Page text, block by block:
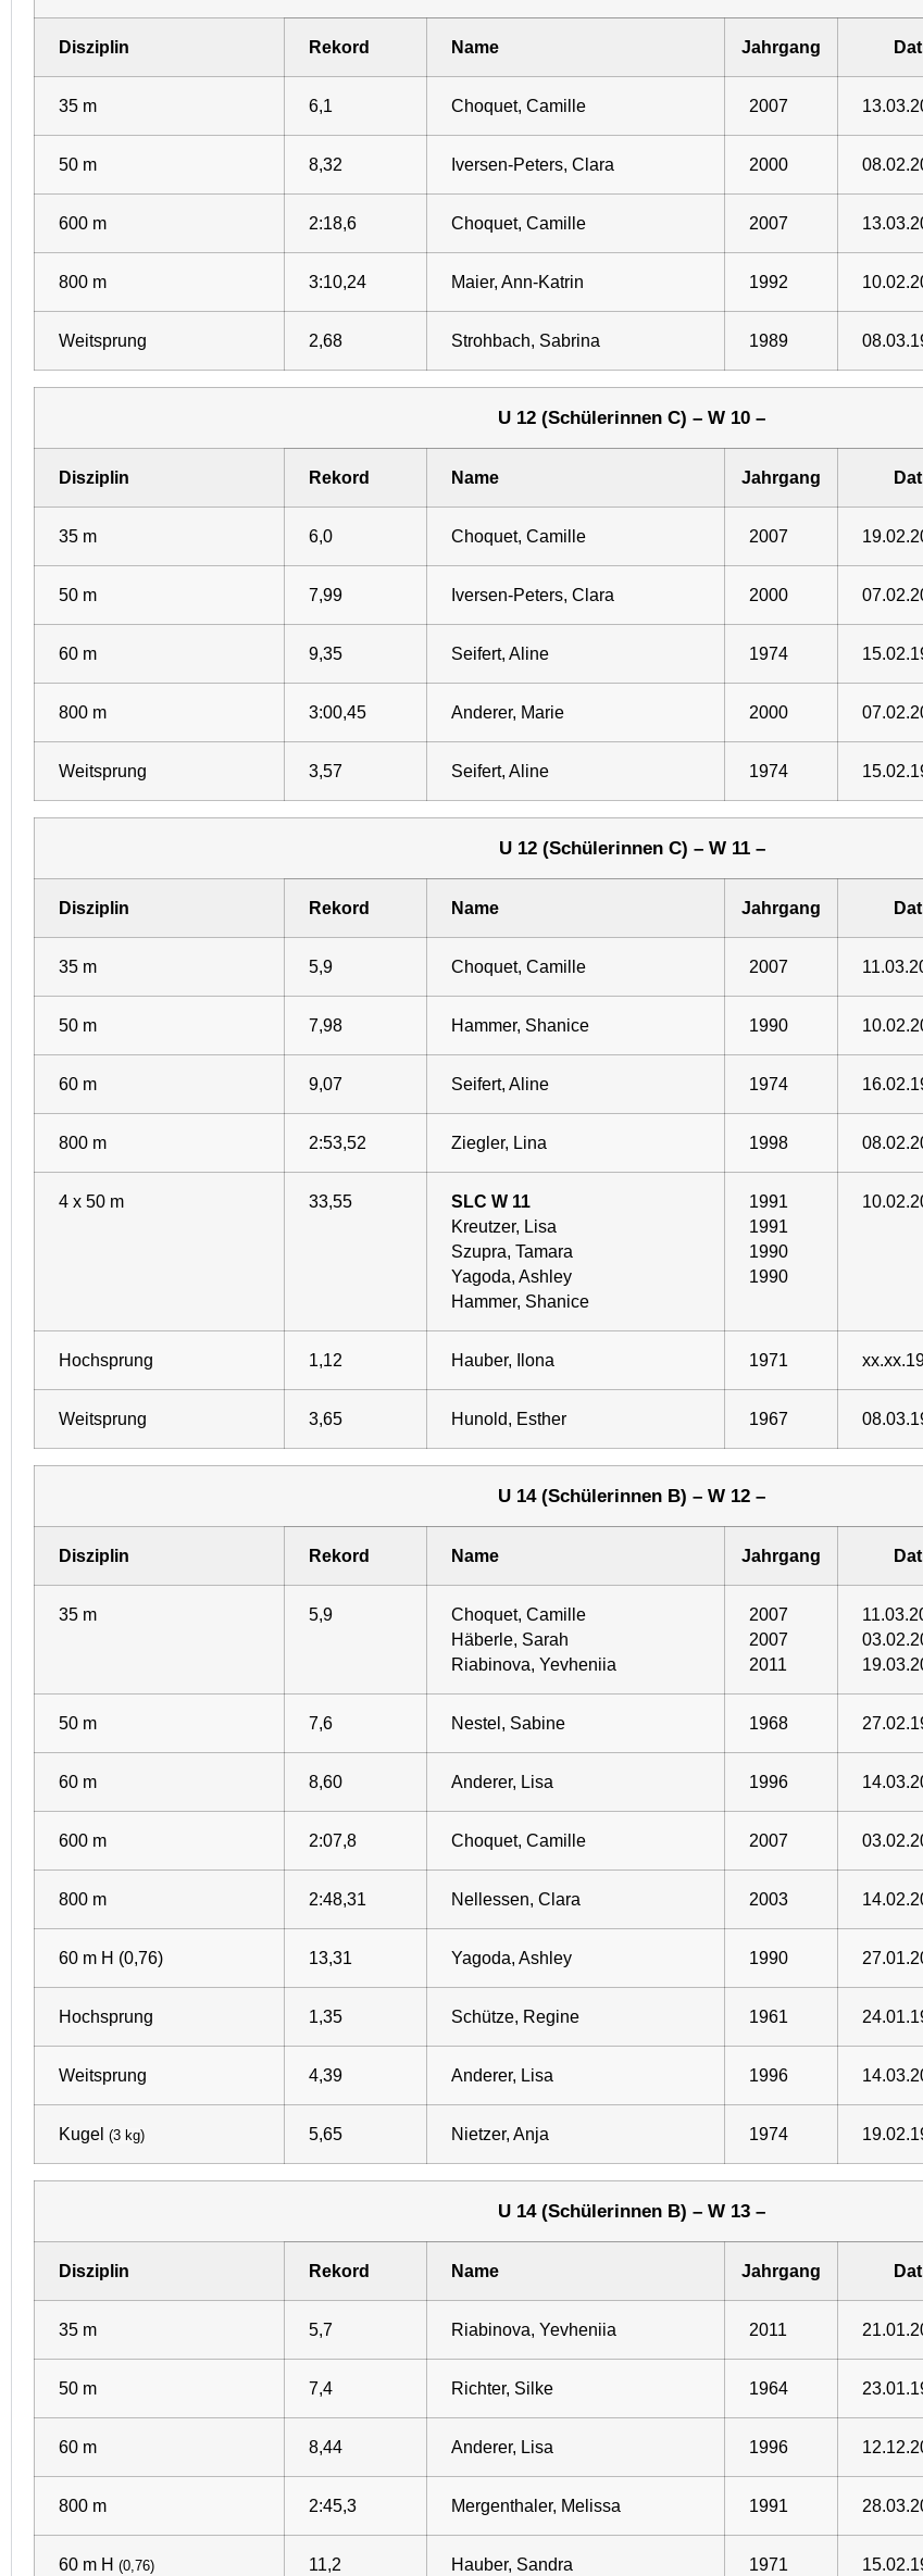
Disziplin Rekord Name Jahrgang
35 m 6,1 Choquet, Camille 2007
50 m 8,32 Iversen-Peters, Clara 2000
600 m 2:18,6 Choquet, Camille 2007
800 m 3:10,24 Maier, Ann-Katrin 1992
Weitsprung 2,68 Strohbach, Sabrina 1989
U 12 (Schülerinnen C) – W 10 –
Disziplin Rekord Name Jahrgang
35 m 6,0 Choquet, Camille 2007
50 m 7,99 Iversen-Peters, Clara 2000
60 m 9,35 Seifert, Aline 1974
800 m 3:00,45 Anderer, Marie 2000
Weitsprung 3,57 Seifert, Aline 1974
U 12 (Schülerinnen C) – W 11 –
Disziplin Rekord Name Jahrgang
35 m 5,9 Choquet, Camille 2007
50 m 7,98 Hammer, Shanice 1990
60 m 9,07 Seifert, Aline 1974
800 m 2:53,52 Ziegler, Lina 1998
4 x 50 m 33,55
SLC W 11
Kreutzer, Lisa
Szupra, Tamara
Yagoda, Ashley
Hammer, Shanice
1991
1991
1990
1990
Hochsprung 1,12 Hauber, Ilona 1971
Weitsprung 3,65 Hunold, Esther 1967
U 14 (Schülerinnen B) – W 12 –
Disziplin Rekord Name Jahrgang
35 m 5,9
Choquet, Camille
Häberle, Sarah
Riabinova, Yevheniia
2007
2007
2011
50 m 7,6 Nestel, Sabine 1968
60 m 8,60 Anderer, Lisa 1996
600 m 2:07,8 Choquet, Camille 2007
800 m 2:48,31 Nellessen, Clara 2003
60 m H (0,76) 13,31 Yagoda, Ashley 1990
Hochsprung 1,35 Schütze, Regine 1961
Weitsprung 4,39 Anderer, Lisa 1996
Kugel (3 kg) 5,65 Nietzer, Anja 1974
U 14 (Schülerinnen B) – W 13 –
Disziplin Rekord Name Jahrgang
35 m 5,7 Riabinova, Yevheniia 2011
50 m 7,4 Richter, Silke 1964
60 m 8,44 Anderer, Lisa 1996
800 m 2:45,3 Mergenthaler, Melissa 1991
60 m H (0,76) 11,2 Hauber, Sandra 1971